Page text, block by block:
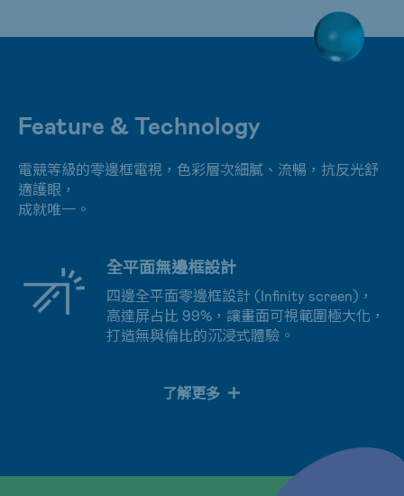
Feature & Technology
電競等級的零邊框電視，色彩層次細膩、流暢，抗反光舒
適護眼，
成就唯一。
全平面無邊框設計
四邊全平面零邊框設計 (Infinity screen)，
高達屏占比 99%，讓畫面可視範圍極大化，
打造無與倫比的沉浸式體驗。
了解更多